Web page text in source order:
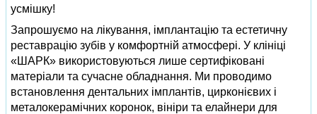
усмішку!
Запрошуємо на лікування, імплантацію та естетичну
реставрацію зубів у комфортній атмосфері. У клініці
«ШАРК» використовуються лише сертифіковані
матеріали та сучасне обладнання. Ми проводимо
встановлення дентальних імплантів, цирконієвих і
металокерамічних коронок, вініри та елайнери для